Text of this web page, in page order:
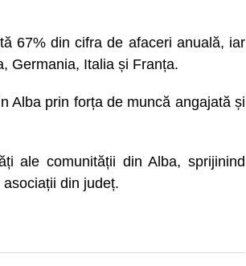
67% din cifra de afaceri anuală, iar
Germania, Italia și Franța.
Alba prin forța de muncă angajată și
ale comunității din Alba, sprijinind
din județ.